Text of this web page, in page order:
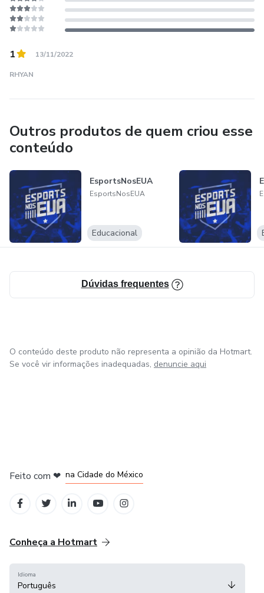
1 13/11/2022
RHYAN
Outros produtos de quem criou esse
conteúdo
EsportsNosEUA
EsportsNosEUA
Educacional
Dúvidas frequentes
O conteúdo deste produto não representa a opinião da Hotmart.
Se você vir informações inadequadas, denuncie aqui
Feito com ❤ na Cidade do México
Conheça a Hotmart
Idioma
Português